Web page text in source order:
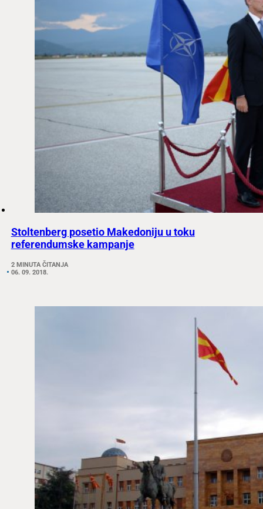
Stoltenberg posetio Makedoniju u toku
referendumske kampanje
2 MINUTA ČITANJA
06. 09. 2018.